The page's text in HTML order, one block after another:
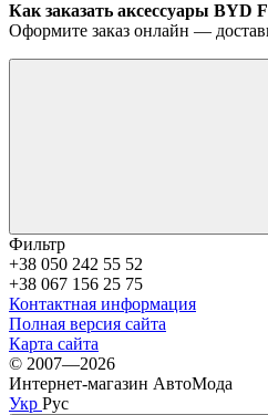
Как заказать аксессуары BYD
Оформите заказ онлайн —
Фильтр
+38 050 242 55 52
+38 067 156 25 75
Контактная информация
Полная версия сайта
Карта сайта
© 2007—2026
Интернет-магазин АвтоМода
Укр Рус